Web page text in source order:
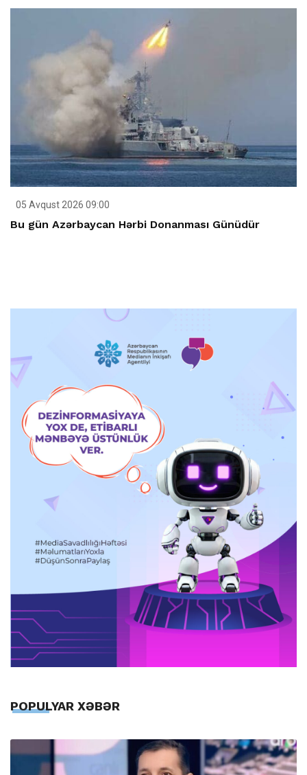
05 Avqust 2026 09:00
Bu gün Azərbaycan Hərbi Donanması Günüdür
POPULYAR XƏBƏR